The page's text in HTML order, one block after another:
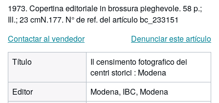
estrellas
1973. Copertina editoriale in brossura pieghevole. 58 p.;
Ill.; 23 cmN.177. N° de ref. del artículo bc_233151
Contactar al vendedor
Denunciar este artículo
Título
Il censimento fotografico dei
centri storici : Modena
Editor
Modena, IBC, Modena